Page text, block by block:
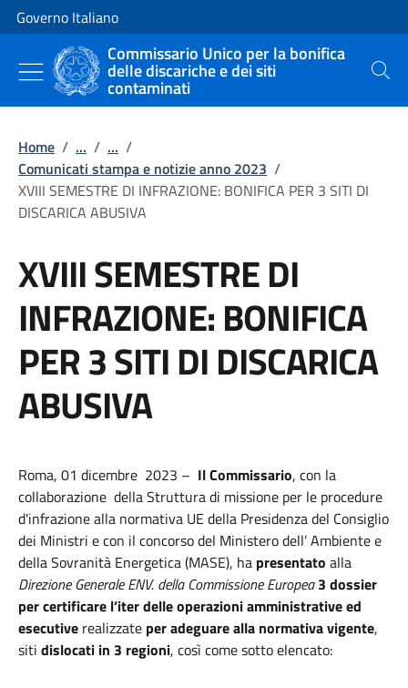
Vai al contenuto
Vai alla navigazione del sito
Governo Italiano
Commissario Unico per la bonifica
delle discariche e dei siti
contaminati Cerca
Home / ... / ... /
Comunicati stampa e notizie anno 2023 /
XVIII SEMESTRE DI INFRAZIONE: BONIFICA PER 3 SITI DI
DISCARICA ABUSIVA
XVIII SEMESTRE DI
INFRAZIONE: BONIFICA
PER 3 SITI DI DISCARICA
ABUSIVA
Roma, 01 dicembre 2023 – Il Commissario, con la
collaborazione della Struttura di missione per le procedure
d'infrazione alla normativa UE della Presidenza del Consiglio
dei Ministri e con il concorso del Ministero dell’ Ambiente e
della Sovranità Energetica (MASE), ha presentato alla
Direzione Generale ENV. della Commissione Europea 3 dossier
per certificare l’iter delle operazioni amministrative ed
esecutive realizzate per adeguare alla normativa vigente,
siti dislocati in 3 regioni, così come sotto elencato: